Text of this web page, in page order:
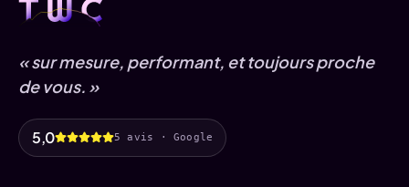
« sur mesure, performant, et toujours proche
de vous. »
5,0 5 avis · Google